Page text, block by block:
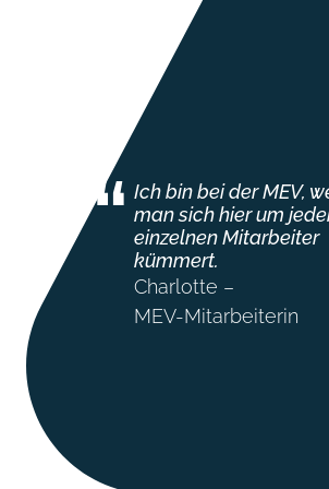
“ Ich bin bei der MEV,
man sich hier um
einzelnen Mitarbeiter
kümmert.
Charlotte –
MEV-Mitarbeiterin